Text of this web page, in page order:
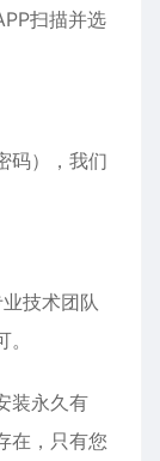
扫描并选
码），我们
技术团队
装永久有
在，只有您